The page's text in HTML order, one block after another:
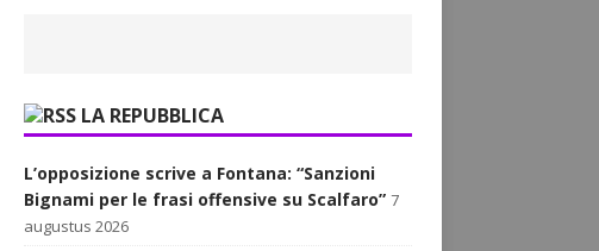
LA REPUBBLICA
L’opposizione scrive a Fontana: “Sanzioni
Bignami per le frasi offensive su Scalfaro” 7
augustus 2026